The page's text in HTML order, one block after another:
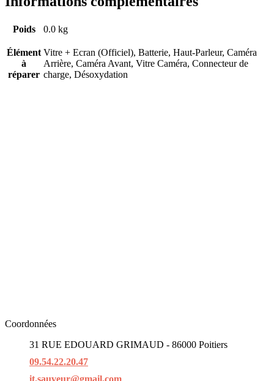
Poids 0.0 kg
Élément
à
réparer
Vitre + Ecran (Officiel), Batterie, Haut-Parleur, Caméra
Arrière, Caméra Avant, Vitre Caméra, Connecteur de
charge, Désoxydation
Coordonnées
31 RUE EDOUARD GRIMAUD - 86000 Poitiers
09.54.22.20.47